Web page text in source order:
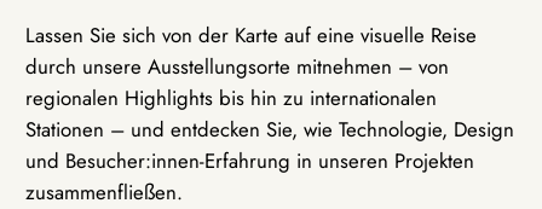
Lassen Sie sich von der Karte auf eine visuelle Reise
durch unsere Ausstellungsorte mitnehmen – von
regionalen Highlights bis hin zu internationalen
Stationen – und entdecken Sie, wie Technologie, Design
und Besucher:innen-Erfahrung in unseren Projekten
zusammenfließen.